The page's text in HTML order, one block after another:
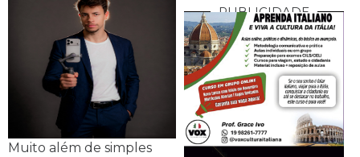
Muito além de simples
PUBLICIDADE